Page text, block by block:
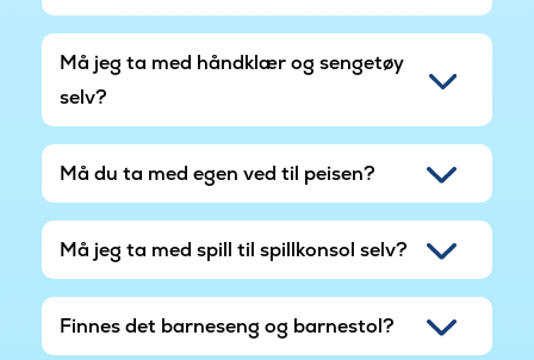
Må jeg ta med håndklær og sengetøy
selv?
Må du ta med egen ved til peisen?
Må jeg ta med spill til spillkonsol selv?
Finnes det barneseng og barnestol?